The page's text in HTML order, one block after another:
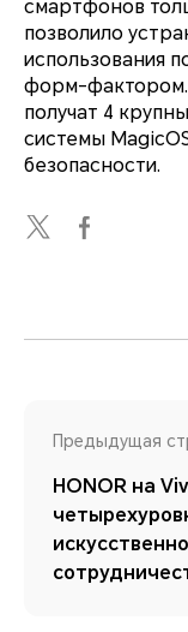
смартфонов
позволило
использования
форм-фактором.
получат 4
системы
безопасности.
Предыдущая
HONOR на